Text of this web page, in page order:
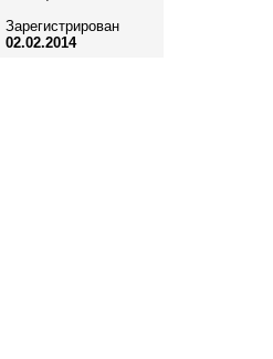
Зарегистрирован
02.02.2014